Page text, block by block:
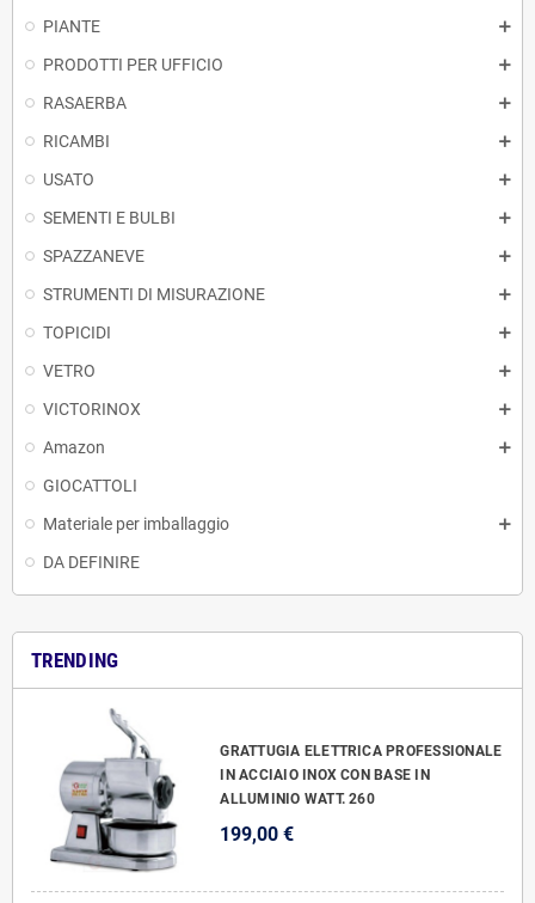
PIANTE
PRODOTTI PER UFFICIO
RASAERBA
RICAMBI
USATO
SEMENTI E BULBI
SPAZZANEVE
STRUMENTI DI MISURAZIONE
TOPICIDI
VETRO
VICTORINOX
Amazon
GIOCATTOLI
Materiale per imballaggio
DA DEFINIRE
TRENDING
GRATTUGIA ELETTRICA PROFESSIONALE
IN ACCIAIO INOX CON BASE IN
ALLUMINIO WATT. 260
199,00 €